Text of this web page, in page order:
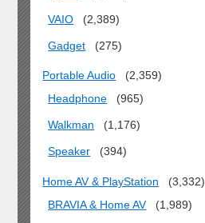
VAIO (2,389)
Gadget (275)
Portable Audio
(2,359)
Headphone
(965)
Walkman (1,176)
Speaker (394)
Home AV & PlayStation
(3,332)
BRAVIA & Home AV
(1,989)